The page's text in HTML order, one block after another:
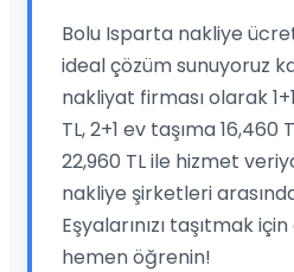
Bolu Isparta nakliye
ideal çözüm sunuyoruz
nakliyat firması olarak
TL, 2+1 ev taşıma 16,460
22,960 TL ile hizmet
nakliye şirketleri
Eşyalarınızı taşıtmak
hemen öğrenin!